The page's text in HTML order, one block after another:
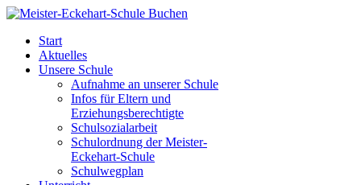
Start
Aktuelles
Unsere Schule
Aufnahme an unserer Schule
Infos für Eltern und
Erziehungsberechtigte
Schulsozialarbeit
Schulordnung der Meister-
Eckehart-Schule
Schulwegplan